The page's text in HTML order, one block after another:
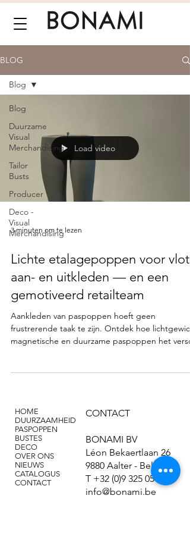
BLOG
Blog
Duurzame
Visual
Merchandising
Tailor
Busts
Producer
Deco -
Visual
Merchandising
Blog
Load video
3 minuten om te lezen
Lichte etalagepoppen voor vlot
aan- en uitkleden — en een
gemotiveerd retailteam
Aankleden van paspoppen hoeft geen
frustrerende taak te zijn. Ontdek hoe
magnetische en duurzame paspoppen het
HOME
DUURZAAMHEID
PASPOPPEN
BUSTES
DECO
OVER ONS
NIEUWS
CATALOGUS
CONTACT
CONTACT
BONAMI BV
Léon Bekaertlaan 26
9880 Aalter - België
T +32 (0)9 325 05 13
info@bonami.be